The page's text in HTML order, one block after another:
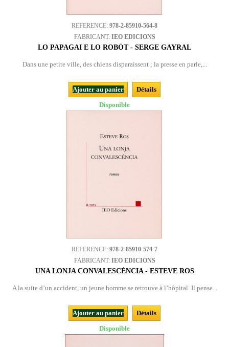
REFERENCE: 978-2-85910-564-8
FABRICANT: IEO EDICIONS
LO PAPAGAI E LO ROBÒT - SERGE GAYRAL
Dans une petite ville, des chiens disparaissent ; la presse en parle,...
Ajouter au panier
Détails
Disponible
REFERENCE: 978-2-85910-574-7
FABRICANT: IEO EDICIONS
UNA LONJA CONVALESCÉNCIA - ESTEVE ROS
A la suite d’un accident, un jeune homme se retrouve à l’hôpital. Il pense...
Ajouter au panier
Détails
Disponible